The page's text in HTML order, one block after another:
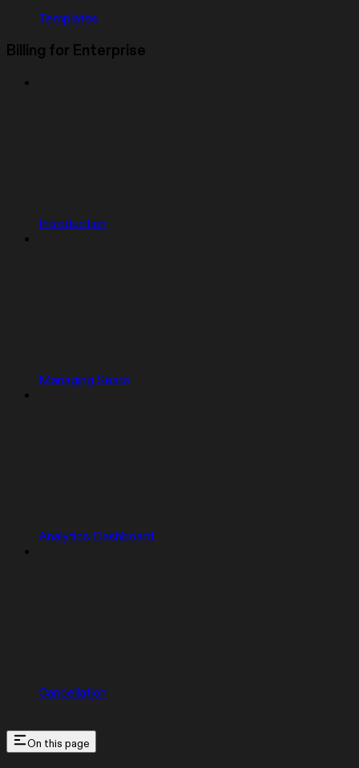
Templates
Billing for Enterprise
Introduction
Managing Seats
Analytics Dashboard
Cancellation
On this page